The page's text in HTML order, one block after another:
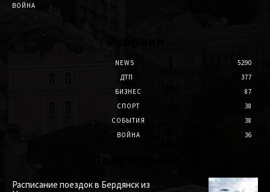
ВОЙНА
NEWS
5290
ДТП
377
БИЗНЕС
87
СПОРТ
38
СОБЫТИЯ
38
ВОЙНА
36
Расписание поездок в Бердянск из